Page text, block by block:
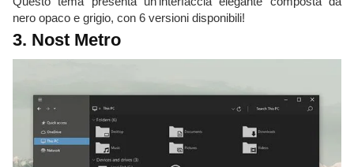
nero opaco e grigio, con 6 versioni disponibili!
3. Nost Metro